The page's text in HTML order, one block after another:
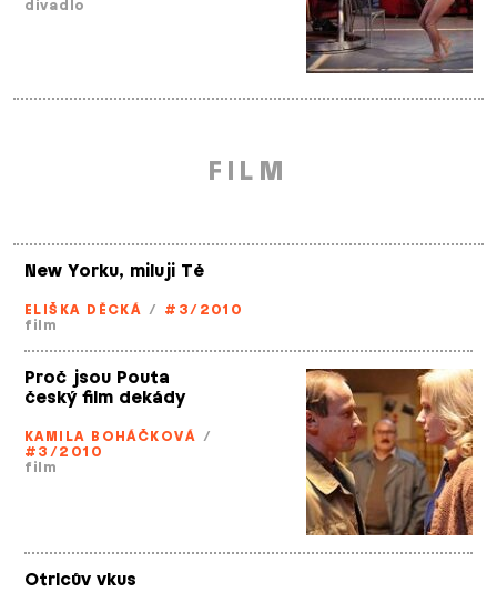
divadlo
FILM
New Yorku, miluji Tě
ELIŠKA DĚCKÁ / #3/2010
film
Proč jsou Pouta
český film dekády
KAMILA BOHÁČKOVÁ /
#3/2010
film
Otrlcův vkus